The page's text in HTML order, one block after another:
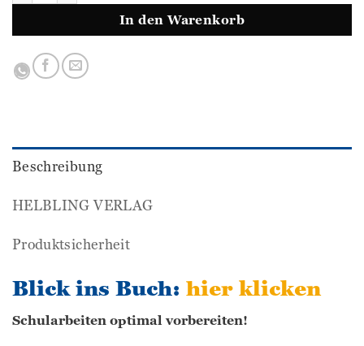
In den Warenkorb
Beschreibung
HELBLING VERLAG
Produktsicherheit
Blick ins Buch: hier klicken
Schularbeiten optimal vorbereiten!